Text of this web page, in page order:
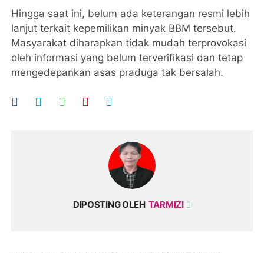
Hingga saat ini, belum ada keterangan resmi lebih
lanjut terkait kepemilikan minyak BBM tersebut.
Masyarakat diharapkan tidak mudah terprovokasi
oleh informasi yang belum terverifikasi dan tetap
mengedepankan asas praduga tak bersalah.
DIPOSTING OLEH TARMIZI